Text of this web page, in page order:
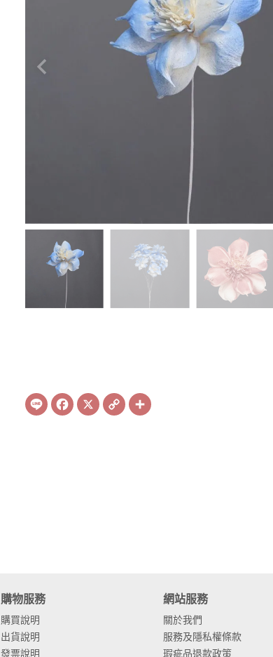
Line Facebook
X Copy
Link
購物服務
購買說明
出貨說明
發票說明
網站服務
關於我們
服務及隱私權條款
瑕疵品退款政策